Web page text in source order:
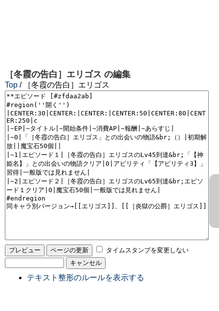
［冬霞の告白］エリゴス の編集
Top / ［冬霞の告白］エリゴス
タイムスタンプを変更しない
テキスト整形のルールを表示する